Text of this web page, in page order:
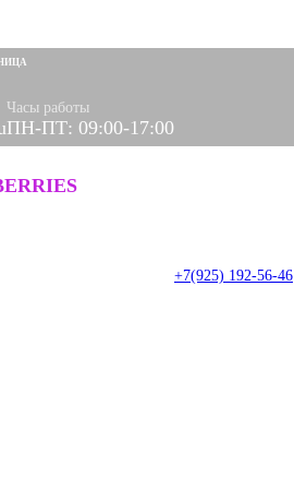
Часы работы
ПН-ПТ: 09:00-17:00
+7(925) 192-56-46